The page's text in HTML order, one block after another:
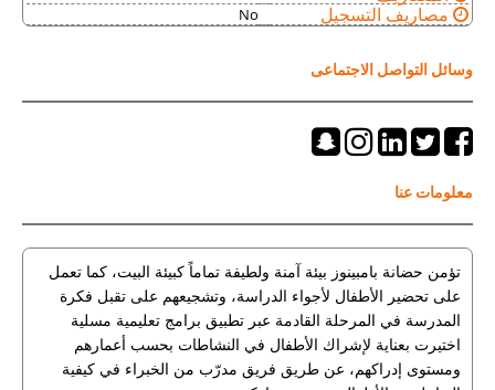
مصاريف التسجيل
No
وسائل التواصل الاجتماعى
معلومات عنا
تؤمن حضانة بامبينوز بيئة آمنة ولطيفة تماماً كبيئة البيت، كما تعمل
على تحضير الأطفال لأجواء الدراسة، وتشجيعهم على تقبل فكرة
المدرسة في المرحلة القادمة عبر تطبيق برامج تعليمية مسلية
اختيرت بعناية لإشراك الأطفال في النشاطات بحسب أعمارهم
ومستوى إدراكهم، عن طريق فريق مدرّب من الخبراء في كيفية